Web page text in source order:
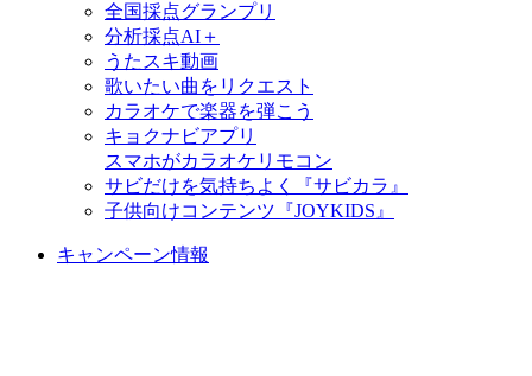
全国採点グランプリ
分析採点AI＋
うたスキ動画
歌いたい曲をリクエスト
カラオケで楽器を弾こう
キョクナビアプリ
スマホがカラオケリモコン
サビだけを気持ちよく『サビカラ』
子供向けコンテンツ『JOYKIDS』
キャンペーン情報